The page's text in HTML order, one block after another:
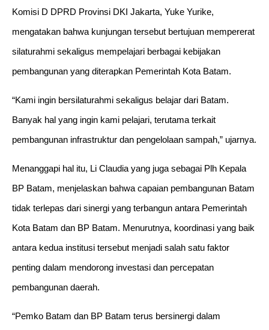
Komisi D DPRD Provinsi DKI Jakarta, Yuke Yurike,
mengatakan bahwa kunjungan tersebut bertujuan mempererat
silaturahmi sekaligus mempelajari berbagai kebijakan
pembangunan yang diterapkan Pemerintah Kota Batam.
“Kami ingin bersilaturahmi sekaligus belajar dari Batam.
Banyak hal yang ingin kami pelajari, terutama terkait
pembangunan infrastruktur dan pengelolaan sampah,” ujarnya.
Menanggapi hal itu, Li Claudia yang juga sebagai Plh Kepala
BP Batam, menjelaskan bahwa capaian pembangunan Batam
tidak terlepas dari sinergi yang terbangun antara Pemerintah
Kota Batam dan BP Batam. Menurutnya, koordinasi yang baik
antara kedua institusi tersebut menjadi salah satu faktor
penting dalam mendorong investasi dan percepatan
pembangunan daerah.
“Pemko Batam dan BP Batam terus bersinergi dalam